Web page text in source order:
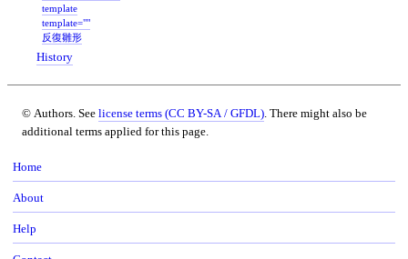
template
template=""
反復雛形
History
© Authors. See license terms (CC BY-SA / GFDL)
additional terms applied for this page.
Home
About
Help